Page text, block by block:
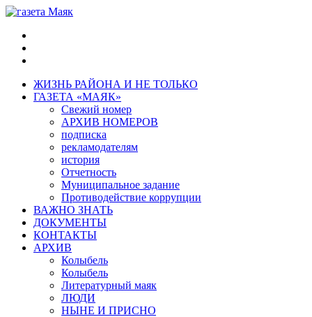
ЖИЗНЬ РАЙОНА И НЕ ТОЛЬКО
ГАЗЕТА «МАЯК»
Свежий номер
АРХИВ НОМЕРОВ
подписка
рекламодателям
история
Отчетность
Муниципальное задание
Противодействие коррупции
ВАЖНО ЗНАТЬ
ДОКУМЕНТЫ
КОНТАКТЫ
АРХИВ
Колыбель
Колыбель
Литературный маяк
ЛЮДИ
НЫНЕ И ПРИСНО